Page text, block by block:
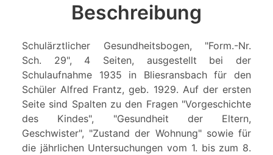
Beschreibung
Schulärztlicher Gesundheitsbogen, "Form.-Nr.
Sch. 29", 4 Seiten, ausgestellt bei der
Schulaufnahme 1935 in Bliesransbach für den
Schüler Alfred Frantz, geb. 1929. Auf der ersten
Seite sind Spalten zu den Fragen "Vorgeschichte
des Kindes", "Gesundheit der Eltern,
Geschwister", "Zustand der Wohnung" sowie für
die jährlichen Untersuchungen vom 1. bis zum 8.